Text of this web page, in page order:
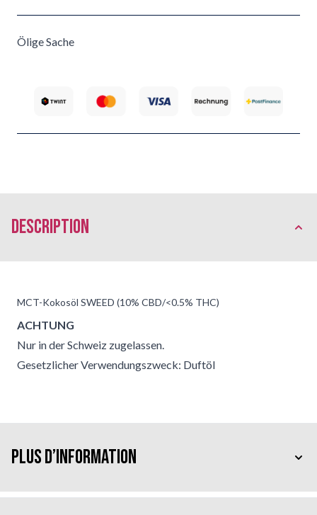
Ölige Sache
Description
MCT-Kokosöl SWEED (10% CBD/<0.5% THC)
ACHTUNG
Nur in der Schweiz zugelassen.
Gesetzlicher Verwendungszweck: Duftöl
Plus d’information